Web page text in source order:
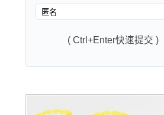
( Ctrl+Enter快速提交 )